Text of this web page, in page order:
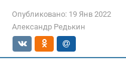
Опубликовано: 19 Янв 2022
Александр Редькин